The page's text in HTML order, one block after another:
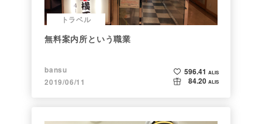
トラベル
無料案内所という職業
bansu
2019/06/11
596.41 ALIS
84.20 ALIS